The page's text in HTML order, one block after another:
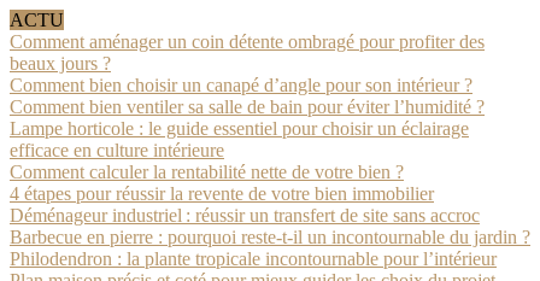
ACTU
Comment aménager un coin détente ombragé pour profiter des
beaux jours ?
Comment bien choisir un canapé d’angle pour son intérieur ?
Comment bien ventiler sa salle de bain pour éviter l’humidité ?
Lampe horticole : le guide essentiel pour choisir un éclairage
efficace en culture intérieure
Comment calculer la rentabilité nette de votre bien ?
4 étapes pour réussir la revente de votre bien immobilier
Déménageur industriel : réussir un transfert de site sans accroc
Barbecue en pierre : pourquoi reste-t-il un incontournable du jardin ?
Philodendron : la plante tropicale incontournable pour l’intérieur